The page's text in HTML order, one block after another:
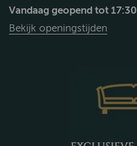
Vandaag geopend tot 17:30
Bekijk openingstijden